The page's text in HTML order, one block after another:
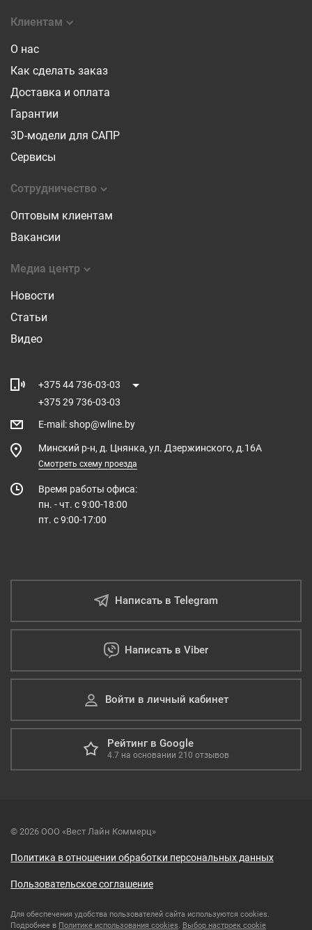
Клиентам
О нас
Как сделать заказ
Доставка и оплата
Гарантии
3D-модели для САПР
Сервисы
Сотрудничество
Оптовым клиентам
Вакансии
Медиа центр
Новости
Статьи
Видео
+375 44 736-03-03
+375 29 736-03-03
E-mail :shop@wline.by
Минский р-н, д. Цнянка, ул. Дзержинского, д.16А
Смотреть схему проезда
Время работы офиса:
пн. - чт. с 9:00-18:00
пт. с 9:00-17:00
Написать в Telegram
Написать в Viber
Войти в личный кабинет
Рейтинг в Google
4.7 на основании 210 отзывов
© 2026 ООО «Вест Лайн Коммерц»
Политика в отношении обработки персональных данных
Пользовательское соглашение
Для обеспечения удобства пользователей сайта используются cookies.
Подробнее в Политике использования cookies. Выбор настроек cookie